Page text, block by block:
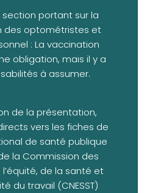
section portant sur la
des optométristes et
: La vaccination
obligation, mais il y a
à assumer.
de la présentation,
vers les fiches de
de santé publique
la Commission des
de la santé et
du travail (CNESST)